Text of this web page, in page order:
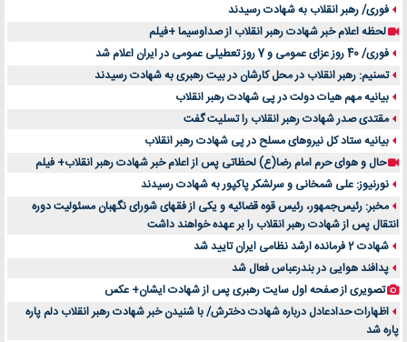
فوری/ رهبر انقلاب به شهادت رسیدند
لحظه اعلام خبر شهادت رهبر انقلاب از صداوسیما +فیلم
فوری/ 40 روز عزای عمومی و 7 روز تعطیلی عمومی در ایران اعلام شد
تسنیم: رهبر انقلاب در محل کارشان در بیت رهبری به شهادت رسیدند
بیانیه مهم هیات دولت در پی شهادت رهبر انقلاب
مقتدی صدر شهادت رهبر انقلاب را تسلیت گفت
بیانیه ستاد کل نیروهای مسلح در پی شهادت رهبر انقلاب
حال و هوای حرم امام رضا(ع) لحظاتی پس از اعلام خبر شهادت رهبر انقلاب+ فیلم
نورنیوز: علی شمخانی و سرلشکر پاکپور به شهادت رسیدند
مخبر: رئیس‌جمهور، رئیس قوه ‌قضائیه و یکی از فقهای شورای نگهبان مسئولیت دوره
انتقال پس ‌از شهادت رهبر انقلاب را بر عهده خواهند داشت
شهادت 2 فرمانده ارشد نظامی ایران تایید شد
پدافند هوایی در بندرعباس فعال شد
تصویری از صفحه اول سایت رهبری پس از شهادت ایشان+ عکس
اظهارات حدادعادل درباره شهادت دخترش/ با شنیدن خبر شهادت رهبر انقلاب دلم پاره
پاره شد